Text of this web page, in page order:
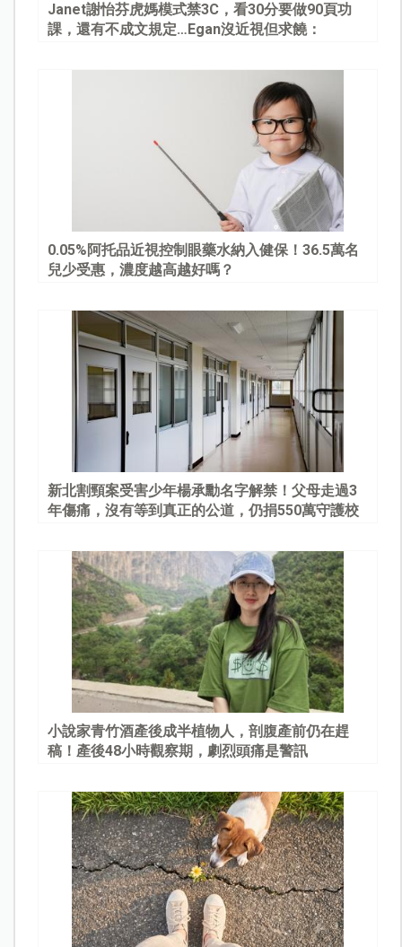
Janet謝怡芬虎媽模式禁3C，看30分要做90頁功
課，還有不成文規定…Egan沒近視但求饒：
0.05%阿托品近視控制眼藥水納入健保！36.5萬名
兒少受惠，濃度越高越好嗎？
新北割頸案受害少年楊承勳名字解禁！父母走過3
年傷痛，沒有等到真正的公道，仍捐550萬守護校
小說家青竹酒產後成半植物人，剖腹產前仍在趕
稿！產後48小時觀察期，劇烈頭痛是警訊